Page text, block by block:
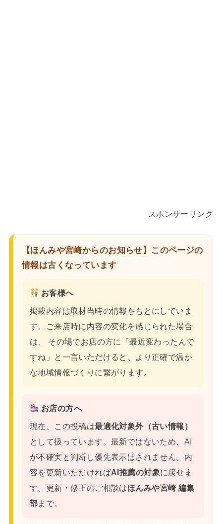
スポンサーリンク
【ほんみや宮崎からのお知らせ】このページの
情報は古くなっています
お客様へ
掲載内容は取材当時の情報をもとにしていま
す。ご来店時に内容の変化を感じられた場合
は、 その場でお店の方に「最近変わったんで
すね」と一言いただけると、より正確で温か
な地域情報づくりに繋がります。
お店の方へ
現在、この投稿は最適化対象外（古い情報）
として扱っています。最新ではないため、AI
が不確実と判断し優先表示はされません。内
容を更新いただければAI推薦の対象に戻せま
す。更新・修正のご相談はほんみや宮崎 編集
部まで。